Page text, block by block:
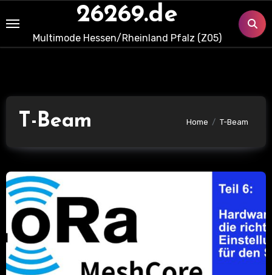
to
content
26269.de
Multimode Hessen/Rheinland Pfalz (Z05)
T-Beam Home T-Beam